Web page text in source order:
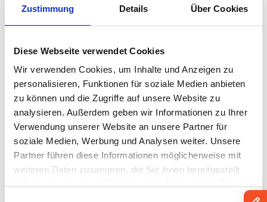
Zustimmung Details Über Cookies
Diese Webseite verwendet Cookies
Wir verwenden Cookies, um Inhalte und Anzeigen zu
personalisieren, Funktionen für soziale Medien anbieten
zu können und die Zugriffe auf unsere Website zu
analysieren. Außerdem geben wir Informationen zu Ihrer
Verwendung unserer Website an unsere Partner für
soziale Medien, Werbung und Analysen weiter. Unsere
Partner führen diese Informationen möglicherweise mit
weiteren Daten zusammen, die Sie ihnen bereitgestellt